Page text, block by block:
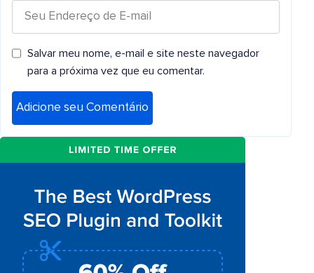
Salvar meu nome, e-mail e site neste navegador
para a próxima vez que eu comentar.